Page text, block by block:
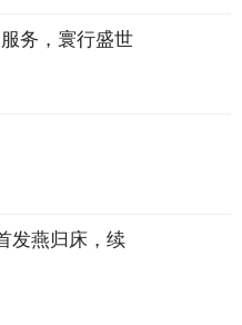
务，寰行盛世
发燕归床，续